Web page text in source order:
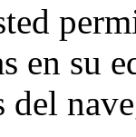
en su
del